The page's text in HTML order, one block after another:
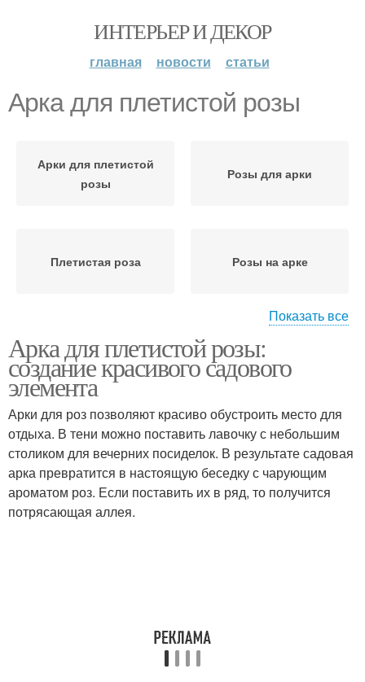
ИНТЕРЬЕР И ДЕКОР
главная новости статьи
Арка для плетистой розы
Арки для плетистой
розы
Розы для арки
Плетистая роза Розы на арке
Роза на арке Плетистые розы
Арка для роз
Опоры для плетистой
розы
Показать все
Арка для плетистой розы:
создание красивого садового
элемента
Арки для роз позволяют красиво обустроить место для
отдыха. В тени можно поставить лавочку с небольшим
столиком для вечерних посиделок. В результате садовая
арка превратится в настоящую беседку с чарующим
ароматом роз. Если поставить их в ряд, то получится
потрясающая аллея.